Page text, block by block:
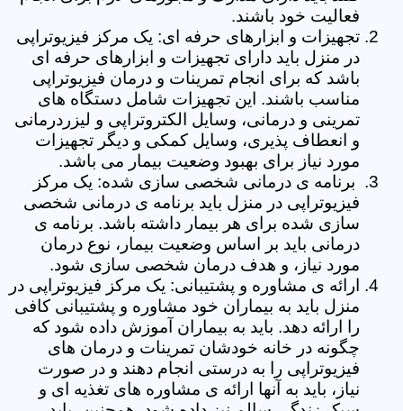
فعالیت خود باشند.
تجهیزات و ابزارهای حرفه ای: یک مرکز فیزیوتراپی
در منزل باید دارای تجهیزات و ابزارهای حرفه ای
باشد که برای انجام تمرینات و درمان فیزیوتراپی
مناسب باشند. این تجهیزات شامل دستگاه های
تمرینی و درمانی، وسایل الکتروتراپی و لیزردرمانی
و انعطاف پذیری، وسایل کمکی و دیگر تجهیزات
مورد نیاز برای بهبود وضعیت بیمار می باشد.
برنامه ی درمانی شخصی سازی شده: یک مرکز
فیزیوتراپی در منزل باید برنامه ی درمانی شخصی
سازی شده برای هر بیمار داشته باشد. برنامه ی
درمانی باید بر اساس وضعیت بیمار، نوع درمان
مورد نیاز، و هدف درمان شخصی سازی شود.
ارائه ی مشاوره و پشتیبانی: یک مرکز فیزیوتراپی در
منزل باید به بیماران خود مشاوره و پشتیبانی کافی
را ارائه دهد. باید به بیماران آموزش داده شود که
چگونه در خانه خودشان تمرینات و درمان های
فیزیوتراپی را به درستی انجام دهند و در صورت
نیاز، باید به آنها ارائه ی مشاوره های تغذیه ای و